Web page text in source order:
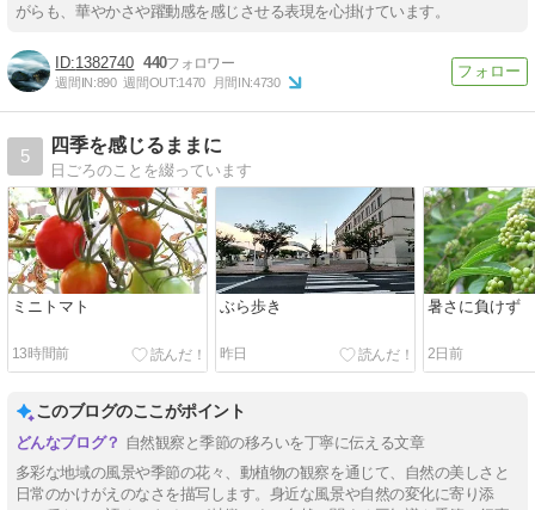
がらも、華やかさや躍動感を感じさせる表現を心掛けています。
1382740 440
週間IN:890 週間OUT:1470 月間IN:4730
5
四季を感じるままに
日ごろのことを綴っています
ミニトマト
13時間前
ぶら歩き
昨日
暑さに負けず
2日前
このブログのここがポイント
自然観察と季節の移ろいを丁寧に伝える文章
多彩な地域の風景や季節の花々、動植物の観察を通じて、自然の美しさと
日常のかけがえのなさを描写します。身近な風景や自然の変化に寄り添